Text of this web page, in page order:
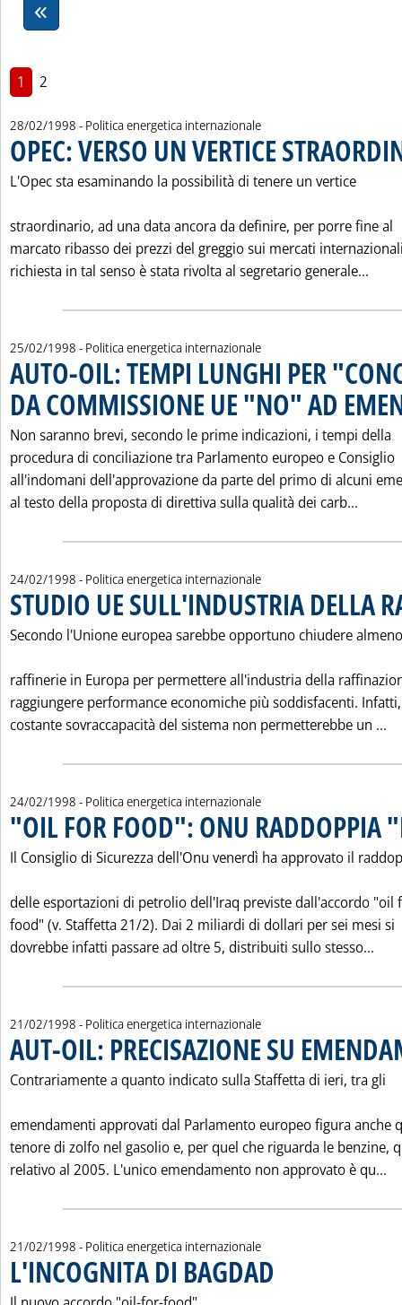
1 2
28/02/1998 - Politica energetica internazionale
OPEC: VERSO UN VERTICE
L'Opec sta esaminando la possibilità di tenere un vertice
straordinario, ad una data ancora da definire, per porre fine al
marcato ribasso dei prezzi del greggio sui mercati
richiesta in tal senso è stata rivolta al segretario generale...
25/02/1998 - Politica energetica internazionale
AUTO-OIL: TEMPI LUNGHI PER
DA COMMISSIONE UE "NO" AD
Non saranno brevi, secondo le prime indicazioni, i tempi della
procedura di conciliazione tra Parlamento europeo e Consiglio
all'indomani dell'approvazione da parte del primo di alcuni
al testo della proposta di direttiva sulla qualità dei carb...
24/02/1998 - Politica energetica internazionale
STUDIO UE SULL'INDUSTRIA DELLA
Secondo l'Unione europea sarebbe opportuno chiudere
raffinerie in Europa per permettere all'industria della
raggiungere performance economiche più soddisfacenti.
costante sovraccapacità del sistema non permetterebbe un ...
24/02/1998 - Politica energetica internazionale
"OIL FOR FOOD": ONU RADDOPPIA
Il Consiglio di Sicurezza dell'Onu venerdì ha approvato il
delle esportazioni di petrolio dell'Iraq previste dall'accordo "oil
food" (v. Staffetta 21/2). Dai 2 miliardi di dollari per sei mesi si
dovrebbe infatti passare ad oltre 5, distribuiti sullo stesso...
21/02/1998 - Politica energetica internazionale
AUT-OIL: PRECISAZIONE SU
Contrariamente a quanto indicato sulla Staffetta di ieri, tra gli
emendamenti approvati dal Parlamento europeo figura anche
tenore di zolfo nel gasolio e, per quel che riguarda le benzine,
relativo al 2005. L'unico emendamento non approvato è qu...
21/02/1998 - Politica energetica internazionale
L'INCOGNITA DI BAGDAD